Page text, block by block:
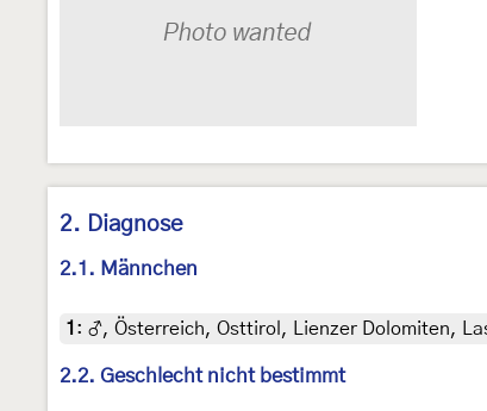
2. Diagnose
2.1. Männchen
1 : ♂, Österreich, Osttirol, Lienzer Dolomiten,
2.2. Geschlecht nicht bestimmt